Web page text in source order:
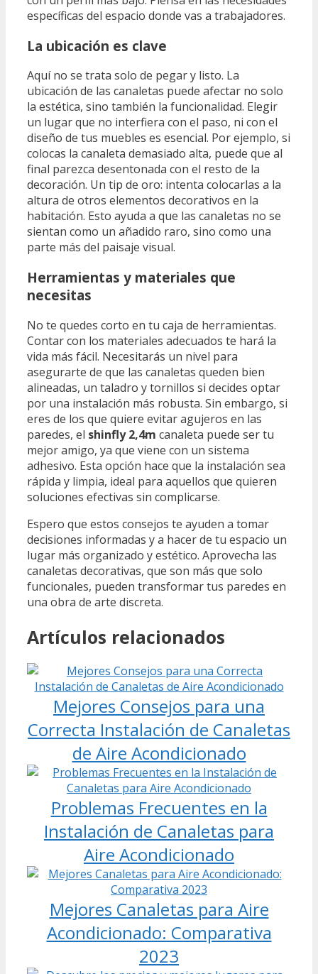
específicas del espacio donde vas a trabajadores.
La ubicación es clave
Aquí no se trata solo de pegar y listo. La
ubicación de las canaletas puede afectar no solo
la estética, sino también la funcionalidad. Elegir
un lugar que no interfiera con el paso, ni con el
diseño de tus muebles es esencial. Por ejemplo, si
colocas la canaleta demasiado alta, puede que al
final parezca desentonada con el resto de la
decoración. Un tip de oro: intenta colocarlas a la
altura de otros elementos decorativos en la
habitación. Esto ayuda a que las canaletas no se
sientan como un añadido raro, sino como una
parte más del paisaje visual.
Herramientas y materiales que
necesitas
No te quedes corto en tu caja de herramientas.
Contar con los materiales adecuados te hará la
vida más fácil. Necesitarás un nivel para
asegurarte de que las canaletas queden bien
alineadas, un taladro y tornillos si decides optar
por una instalación más robusta. Sin embargo, si
eres de los que quiere evitar agujeros en las
paredes, el shinfly 2,4m canaleta puede ser tu
mejor amigo, ya que viene con un sistema
adhesivo. Esta opción hace que la instalación sea
rápida y limpia, ideal para aquellos que quieren
soluciones efectivas sin complicarse.
Espero que estos consejos te ayuden a tomar
decisiones informadas y a hacer de tu espacio un
lugar más organizado y estético. Aprovecha las
canaletas decorativas, que son más que solo
funcionales, pueden transformar tus paredes en
una obra de arte discreta.
Artículos relacionados
Mejores Consejos para una
Correcta Instalación de Canaletas
de Aire Acondicionado
Problemas Frecuentes en la
Instalación de Canaletas para
Aire Acondicionado
Mejores Canaletas para Aire
Acondicionado: Comparativa
2023